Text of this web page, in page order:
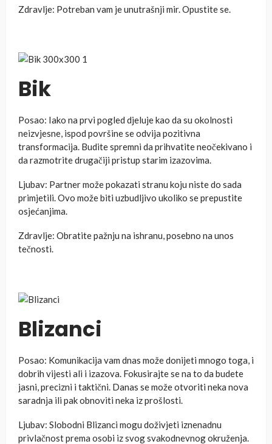
Zdravlje: Potreban vam je unutrašnji mir. Opustite se.
Bik
Posao: Iako na prvi pogled djeluje kao da su okolnosti
neizvjesne, ispod površine se odvija pozitivna
transformacija. Budite spremni da prihvatite neočekivano i
da razmotrite drugačiji pristup starim izazovima.
Ljubav: Partner može pokazati stranu koju niste do sada
primjetili. Ovo može biti uzbudljivo ukoliko se prepustite
osjećanjima.
Zdravlje: Obratite pažnju na ishranu, posebno na unos
tečnosti.
Blizanci
Posao: Komunikacija vam dnas može donijeti mnogo toga, i
dobrih vijesti ali i izazova. Fokusirajte se na to da budete
jasni, precizni i taktični. Danas se može otvoriti neka nova
saradnja ili pak obnoviti neka iz prošlosti.
Ljubav: Slobodni Blizanci mogu doživjeti iznenadnu
privlačnost prema osobi iz svog svakodnevnog okruženja.